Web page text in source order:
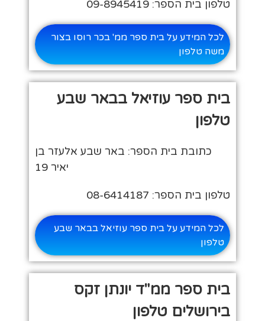
טלפון בית הספר: 09-8945419
לכל המידע על בית ספר ממ' בכר רוסו בצור
משה טלפון
בית ספר עוזיאל בבאר שבע
טלפון
כתובת בית הספר: באר שבע אלעזר בן
יאיר 19
טלפון בית הספר: 08-6414187
לכל המידע על בית ספר עוזיאל בבאר שבע
טלפון
בית ספר ממ"ד יונתן זקס
בירושלים טלפון